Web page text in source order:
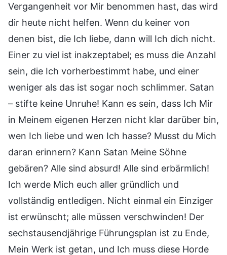
Vergangenheit vor Mir benommen hast, das wird
dir heute nicht helfen. Wenn du keiner von
denen bist, die Ich liebe, dann will Ich dich nicht.
Einer zu viel ist inakzeptabel; es muss die Anzahl
sein, die Ich vorherbestimmt habe, und einer
weniger als das ist sogar noch schlimmer. Satan
– stifte keine Unruhe! Kann es sein, dass Ich Mir
in Meinem eigenen Herzen nicht klar darüber bin,
wen Ich liebe und wen Ich hasse? Musst du Mich
daran erinnern? Kann Satan Meine Söhne
gebären? Alle sind absurd! Alle sind erbärmlich!
Ich werde Mich euch aller gründlich und
vollständig entledigen. Nicht einmal ein Einziger
ist erwünscht; alle müssen verschwinden! Der
sechstausendjährige Führungsplan ist zu Ende,
Mein Werk ist getan, und Ich muss diese Horde